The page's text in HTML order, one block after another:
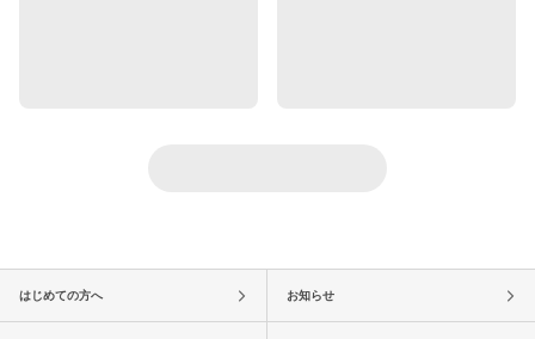
はじめての方へ お知らせ